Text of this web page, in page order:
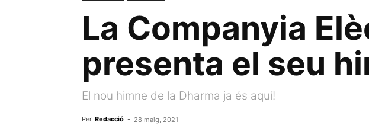
La Companyia
presenta el seu
El nou himne de la Dharma ja és aquí!
Per Redacció - 28 maig, 2021